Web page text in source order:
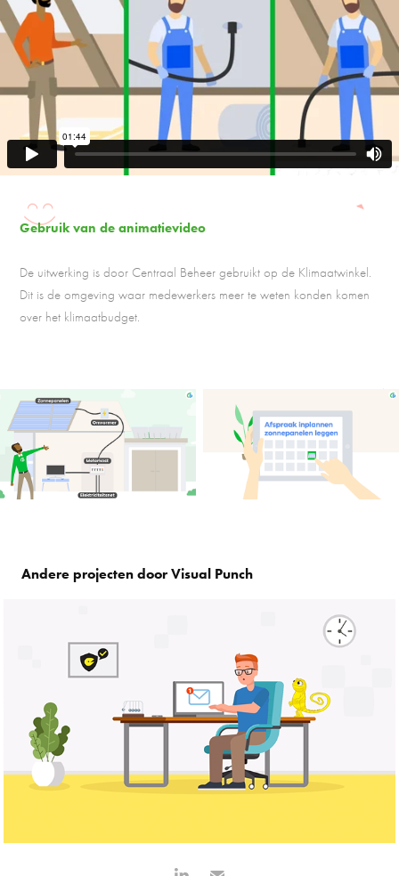
Gebruik van de animatievideo
De uitwerking is door Centraal Beheer gebruikt op de Klimaatwinkel.
Dit is de omgeving waar medewerkers meer te weten konden komen
over het klimaatbudget.
Andere projecten door Visual Punch
Topicus Cybersecurity